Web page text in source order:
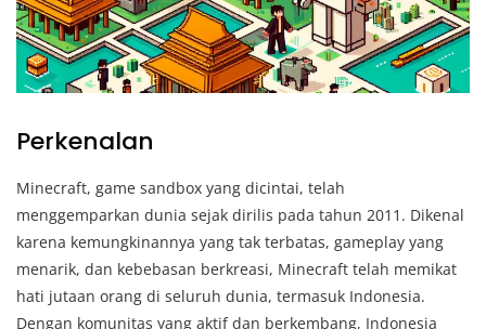
Perkenalan
Minecraft, game sandbox yang dicintai, telah
menggemparkan dunia sejak dirilis pada tahun 2011. Dikenal
karena kemungkinannya yang tak terbatas, gameplay yang
menarik, dan kebebasan berkreasi, Minecraft telah memikat
hati jutaan orang di seluruh dunia, termasuk Indonesia.
Dengan komunitas yang aktif dan berkembang, Indonesia